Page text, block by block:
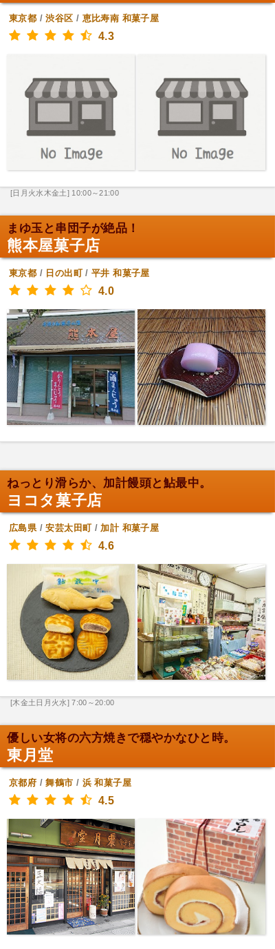
東京都 /渋谷区 / 恵比寿南 和菓子屋
4.3
[日月火水木金土] 10:00～21:00
まゆ玉と串団子が絶品！
熊本屋菓子店
東京都 / 日の出町/平井 和菓子屋
4.0
ねっとり滑らか、加計饅頭と鮎最中。
ヨコタ菓子店
広島県/安芸太田町/加計 和菓子屋
4.6
[木金土日月火水] 7:00～20:00
優しい女将の六方焼きで穏やかなひと時。
東月堂
京都府 /舞鶴市 / 浜 和菓子屋
4.5